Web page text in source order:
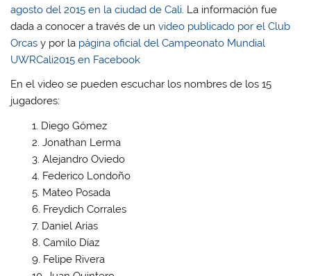
agosto del 2015 en la ciudad de Cali. La información fue
dada a conocer a través de un video publicado por el Club
Orcas y por la página oficial del Campeonato Mundial
UWRCali2015 en Facebook
En el video se pueden escuchar los nombres de los 15
jugadores:
Diego Gómez
Jonathan Lerma
Alejandro Oviedo
Federico Londoño
Mateo Posada
Freydich Corrales
Daniel Arias
Camilo Díaz
Felipe Rivera